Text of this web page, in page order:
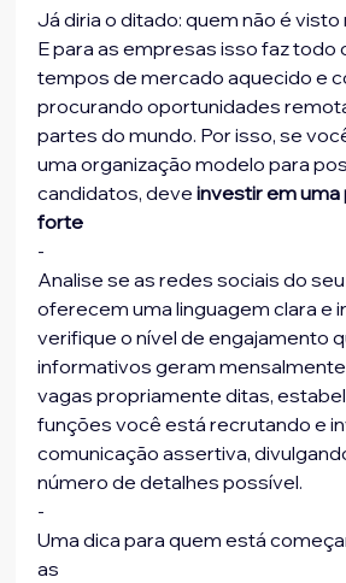
Já diria o ditado: quem não é
E para as empresas isso faz todo
tempos de mercado aquecido e
procurando oportunidades
partes do mundo. Por isso, se
uma organização modelo para
candidatos, deve investir em
forte
-
Analise se as redes sociais do
oferecem uma linguagem clara e
verifique o nível de engajamento
informativos geram
vagas propriamente ditas,
funções você está recrutando e
comunicação assertiva,
número de detalhes possível.
-
Uma dica para quem está
as